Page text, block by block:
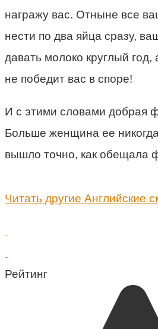
награжу вас. Отныне все
нести по два яйца сразу,
давать молоко круглый
не победит вас в споре!
И с этими словами добрая
Больше женщина ее
вышло точно, как обещала
Читать другие Английские
Рейтинг